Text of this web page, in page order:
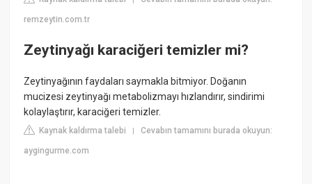
remzeytin.com.tr
Zeytinyağı karaciğeri temizler mi?
Zeytinyağının faydaları saymakla bitmiyor. Doğanın
mucizesi zeytinyağı metabolizmayı hızlandırır, sindirimi
kolaylaştırır, karaciğeri temizler.
Kaynak kaldırma talebi |Cevabın tamamını burada okuyun:
aygingurme.com